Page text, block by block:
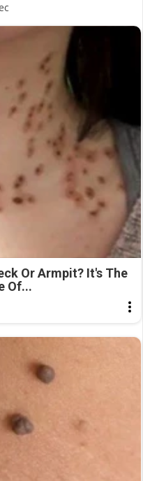
Or Armpit? It's The
Of...